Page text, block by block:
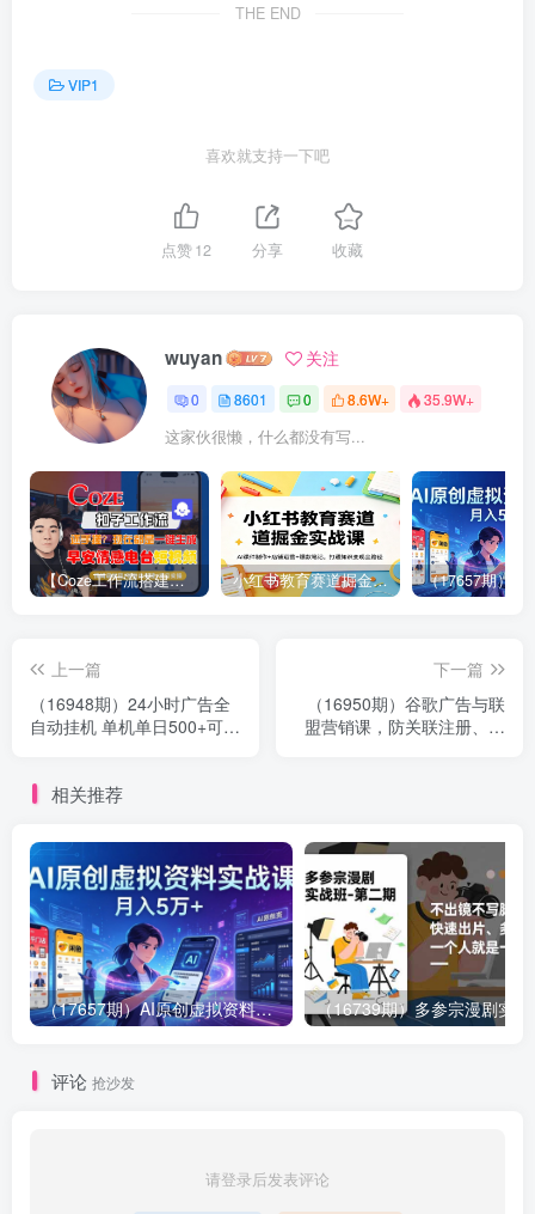
THE END
VIP1
喜欢就支持一下吧
点赞12 分享 收藏
wuyan 关注
0 8601 0 8.6W+ 35.9W+
这家伙很懒，什么都没有写...
【Coze工作流搭建实操教程】【coze】早安情感电台日签视频还在手动做？用扣子工作流自动生成，省时90% 小红书教育赛道掘金实战课：AI课件制作+店铺运营+爆款笔记，打通知识变现全路径
上一篇
（16948期）24小时广告全
自动挂机 单机单日500+可矩
下一篇
（16950期）谷歌广告与联
盟营销课，防关联注册、退
相关推荐
（17657期）AI原创虚拟资料实战课：2026新机会，小红书闲鱼开店，普通人用AI轻松变现，月入5万+
评论 抢沙发
请登录后发表评论